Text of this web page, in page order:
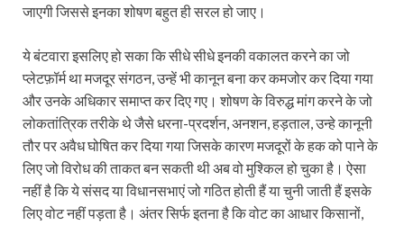
जाएगी जिससे इनका शोषण बहुत ही सरल हो जाए।
ये बंटवारा इसलिए हो सका कि सीधे सीधे इनकी वकालत करने का जो
प्लेटफ़ॉर्म था मजदूर संगठन, उन्हें भी कानून बना कर कमजोर कर दिया गया
और उनके अधिकार समाप्त कर दिए गए। शोषण के विरुद्ध मांग करने के जो
लोकतांत्रिक तरीके थे जैसे धरना-प्रदर्शन, अनशन, हड़ताल, उन्हे कानूनी
तौर पर अवैध घोषित कर दिया गया जिसके कारण मजदूरों के हक को पाने के
लिए जो विरोध की ताकत बन सकती थी अब वो मुश्किल हो चुका है। ऐसा
नहीं है कि ये संसद या विधानसभाएं जो गठित होती हैं या चुनी जाती हैं इसके
लिए वोट नहीं पड़ता है। अंतर सिर्फ इतना है कि वोट का आधार किसानों,